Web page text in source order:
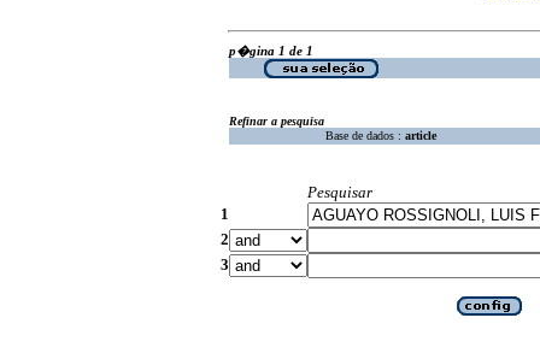
p�gina 1 de 1
Refinar a pesquisa
Base de dados : article
Pesquisar
1
2
3